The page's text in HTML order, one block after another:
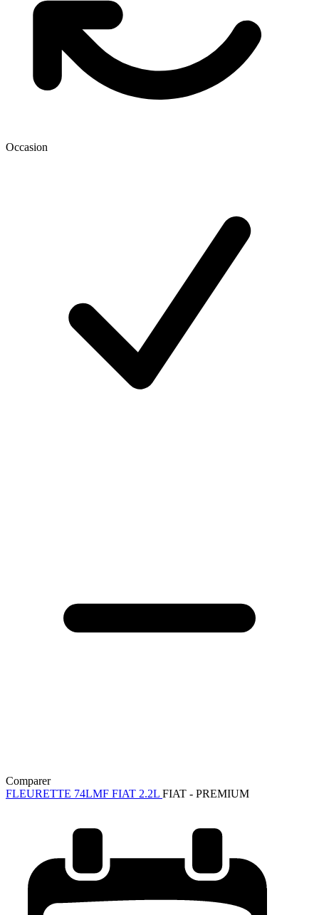
Occasion
Comparer
FLEURETTE 74LMF FIAT 2.2L FIAT - PREMIUM